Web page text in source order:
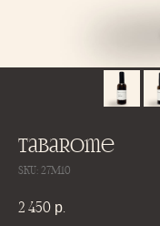
Tabarome
SKU: 27M10
2 450 р.